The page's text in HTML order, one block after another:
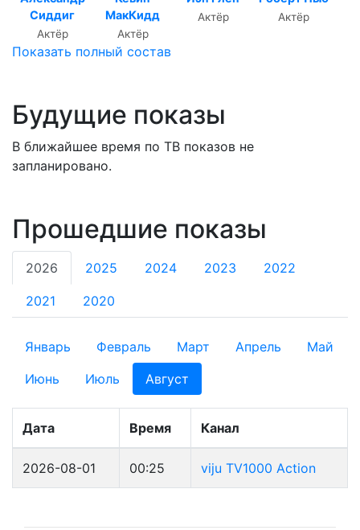
Сиддиг
Актёр
МакКидд
Актёр
Актёр Актёр
Показать полный состав
Будущие показы
В ближайшее время по ТВ показов не
запланировано.
Прошедшие показы
2026 2025 2024 2023 2022
2021 2020
Январь Февраль Март Апрель
Май
Июнь
Июль Август
Дата Время Канал
2026-08-01 00:25 viju TV1000 Action